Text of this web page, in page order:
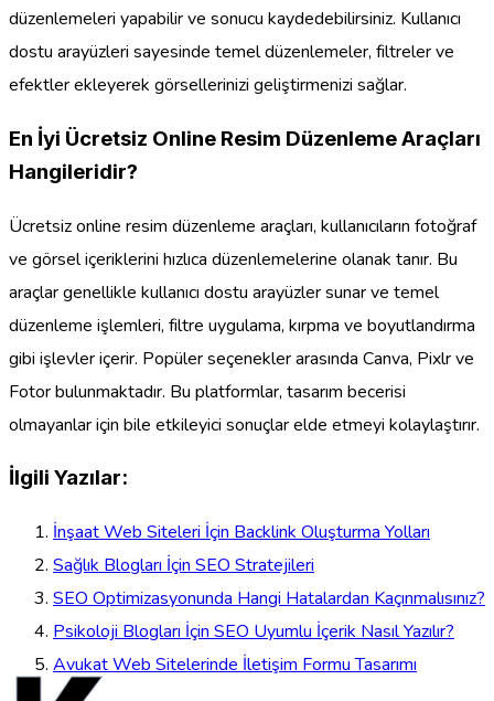
düzenlemeleri yapabilir ve sonucu kaydedebilirsiniz. Kullanıcı
dostu arayüzleri sayesinde temel düzenlemeler, filtreler ve
efektler ekleyerek görsellerinizi geliştirmenizi sağlar.
En İyi Ücretsiz Online Resim Düzenleme Araçları
Hangileridir?
Ücretsiz online resim düzenleme araçları, kullanıcıların fotoğraf
ve görsel içeriklerini hızlıca düzenlemelerine olanak tanır. Bu
araçlar genellikle kullanıcı dostu arayüzler sunar ve temel
düzenleme işlemleri, filtre uygulama, kırpma ve boyutlandırma
gibi işlevler içerir. Popüler seçenekler arasında Canva, Pixlr ve
Fotor bulunmaktadır. Bu platformlar, tasarım becerisi
olmayanlar için bile etkileyici sonuçlar elde etmeyi kolaylaştırır.
İlgili Yazılar:
İnşaat Web Siteleri İçin Backlink Oluşturma Yolları
Sağlık Blogları İçin SEO Stratejileri
SEO Optimizasyonunda Hangi Hatalardan Kaçınmalısınız?
Psikoloji Blogları İçin SEO Uyumlu İçerik Nasıl Yazılır?
Avukat Web Sitelerinde İletişim Formu Tasarımı